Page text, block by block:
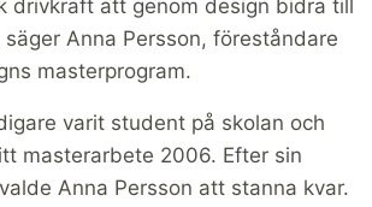
drivkraft att genom design bidra till
Anna Persson, föreståndare
masterprogram.
varit student på skolan och
masterarbete 2006. Efter sin
Anna Persson att stanna kvar.